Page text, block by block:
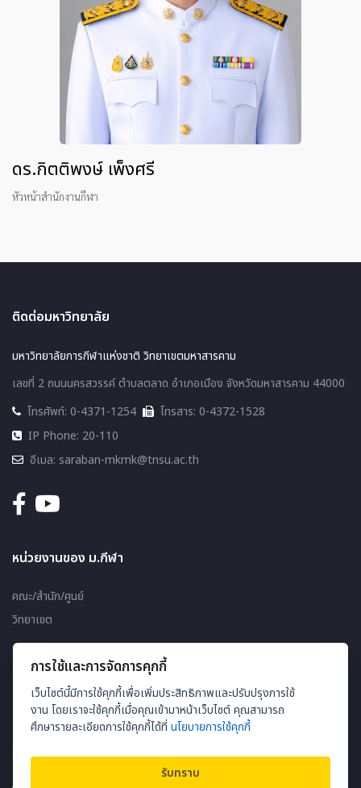
ดร.กิตติพงษ์ เพ็งศรี
หัวหน้าสำนักงานกีฬา
ติดต่อมหาวิทยาลัย
มหาวิทยาลัยการกีฬาแห่งชาติ วิทยาเขตมหาสารคาม
เลขที่ 2 ถนนนครสวรรค์ ตำบลตลาด อำเภอเมือง จังหวัดมหาสารคาม 44000
โทรศัพท์: 0-4371-1254
โทรสาร: 0-4372-1528
IP Phone: 20-110
อีเมล: saraban-mkmk@tnsu.ac.th
หน่วยงานของ ม.กีฬา
คณะ/สำนัก/ศูนย์
วิทยาเขต
เว็บไซต์
แผนผังเว็บไซต์
ผู้ชมออนไลน์ 105
การใช้และการจัดการคุกกี้
เว็บไซต์นี้มีการใช้คุกกี้เพื่อเพิ่มประสิทธิภาพและปรับปรุงการใช้
งาน โดยเราจะใช้คุกกี้เมื่อคุณเข้ามาหน้าเว็บไซต์ คุณสามารถ
ศึกษารายละเอียดการใช้คุกกี้ได้ที่นโยบายการใช้คุกกี้
รับทราบ